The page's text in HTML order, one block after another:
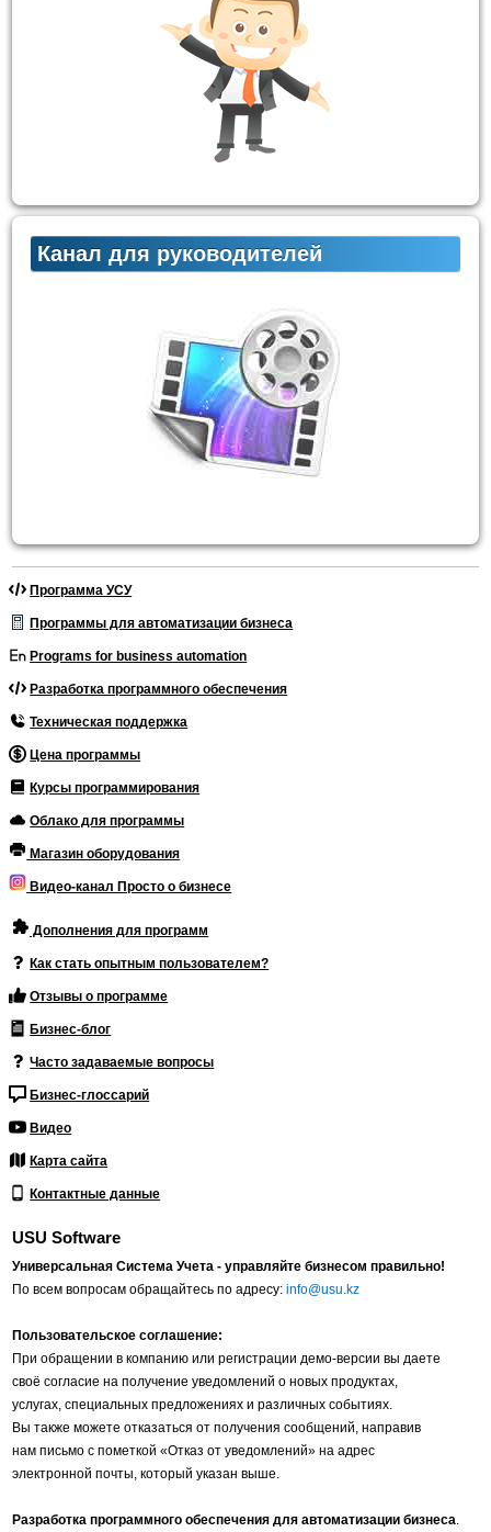
Канал для руководителей
Программа УСУ
Программы для автоматизации бизнеса
Programs for business automation
Разработка программного обеспечения
Техническая поддержка
Цена программы
Курсы программирования
Облако для программы
Магазин оборудования
Видео-канал Просто о бизнесе
Дополнения для программ
Как стать опытным пользователем?
Отзывы о программе
Бизнес-блог
Часто задаваемые вопросы
Бизнес-глоссарий
Видео
Карта сайта
Контактные данные
USU Software
Универсальная Система Учета - управляйте бизнесом правильно!
По всем вопросам обращайтесь по адресу:info@usu.kz
Пользовательское соглашение:
При обращении в компанию или регистрации демо-версии вы даете
своё согласие на получение уведомлений о новых продуктах,
услугах, специальных предложениях и различных событиях.
Вы также можете отказаться от получения сообщений, направив
нам письмо с пометкой «Отказ от уведомлений» на адрес
электронной почты, который указан выше.
Разработка программного обеспечения для автоматизации бизнеса.